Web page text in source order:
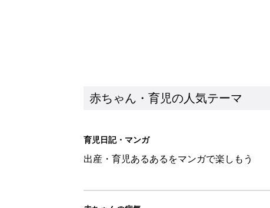
物価高の子育てどうする？60分だ
赤ちゃん・育児